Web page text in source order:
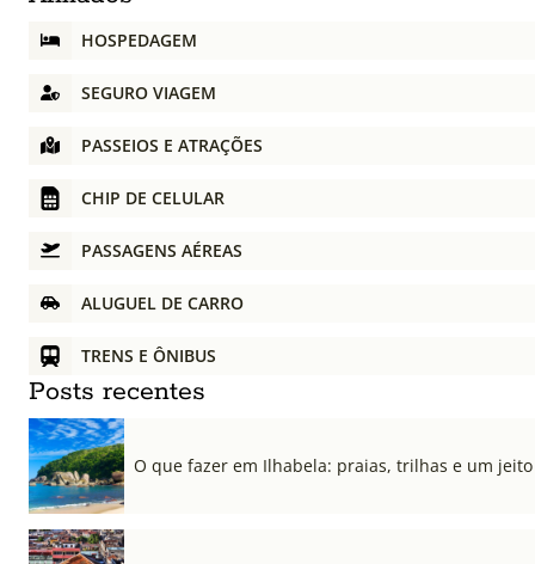
HOSPEDAGEM
SEGURO VIAGEM
PASSEIOS E ATRAÇÕES
CHIP DE CELULAR
PASSAGENS AÉREAS
ALUGUEL DE CARRO
TRENS E ÔNIBUS
Posts recentes
O que fazer em Ilhabela: praias, trilhas e um